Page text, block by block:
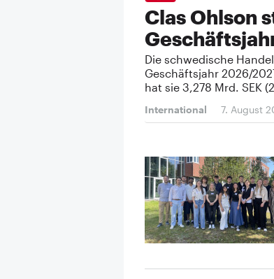
Clas Ohlson
Die schwedische
Geschäftsjahr 2026/
hat sie 3,278 Mrd. SEK
International 7. August